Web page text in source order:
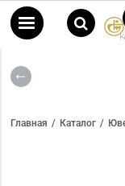
Главная Каталог